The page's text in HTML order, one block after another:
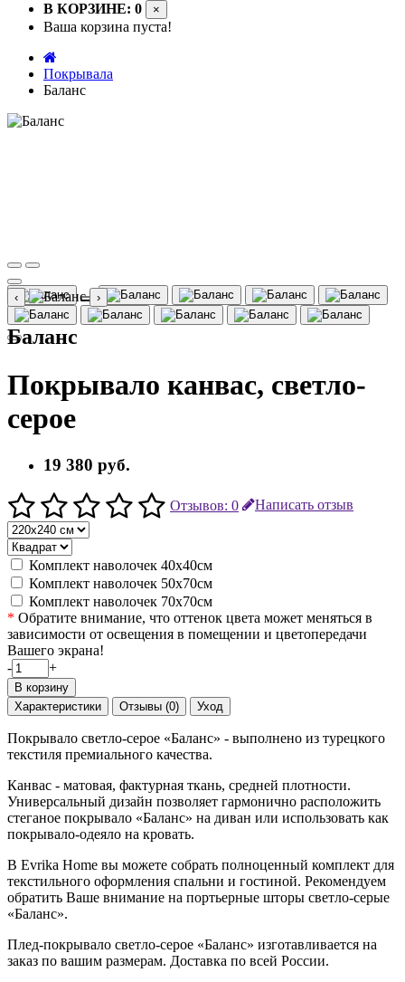
В КОРЗИНЕ: 0 ×
Ваша корзина пуста!
Покрывала
Баланс
‹ ›
Баланс
Покрывало канвас, светло-
серое
19 380 руб.
Отзывов: 0 Написать отзыв
Комплект наволочек 40х40см
Комплект наволочек 50х70см
Комплект наволочек 70х70см
* Обратите внимание, что оттенок цвета может меняться в
зависимости от освещения в помещении и цветопередачи
Вашего экрана!
-
+
В корзину
Характеристики
Отзывы (0) Уход
Покрывало светло-серое «Баланс» - выполнено из турецкого
текстиля премиального качества.
Канвас - матовая, фактурная ткань, средней плотности.
Универсальный дизайн позволяет гармонично расположить
стеганое покрывало «Баланс» на диван или использовать как
покрывало-одеяло на кровать.
В Evrika Home вы можете собрать полноценный комплект для
текстильного оформления спальни и гостиной. Рекомендуем
обратить Ваше внимание на портьерные шторы светло-серые
«Баланс».
Плед-покрывало светло-серое «Баланс» изготавливается на
заказ по вашим размерам. Доставка по всей России.